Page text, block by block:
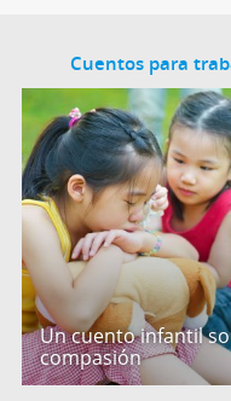
Cuentos para
Un cuento infantil
compasión